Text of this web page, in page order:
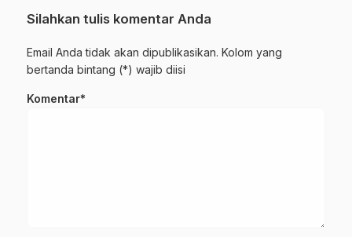
Silahkan tulis komentar Anda
Email Anda tidak akan dipublikasikan. Kolom yang
bertanda bintang (*) wajib diisi
Komentar*